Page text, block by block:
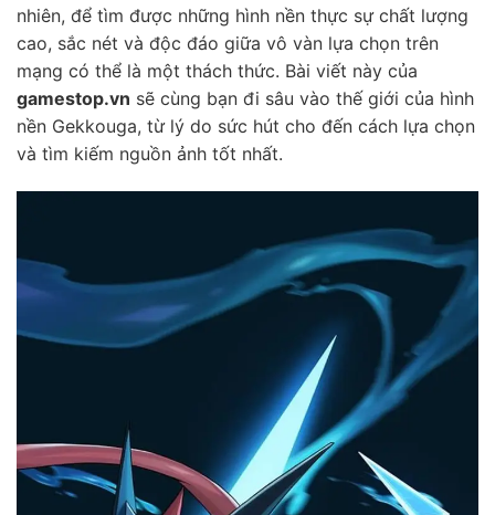
nhiên, để tìm được những hình nền thực sự chất lượng
cao, sắc nét và độc đáo giữa vô vàn lựa chọn trên
mạng có thể là một thách thức. Bài viết này của
gamestop.vn sẽ cùng bạn đi sâu vào thế giới của hình
nền Gekkouga, từ lý do sức hút cho đến cách lựa chọn
và tìm kiếm nguồn ảnh tốt nhất.